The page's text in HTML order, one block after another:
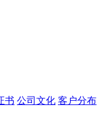
书 公司文化 客户分布